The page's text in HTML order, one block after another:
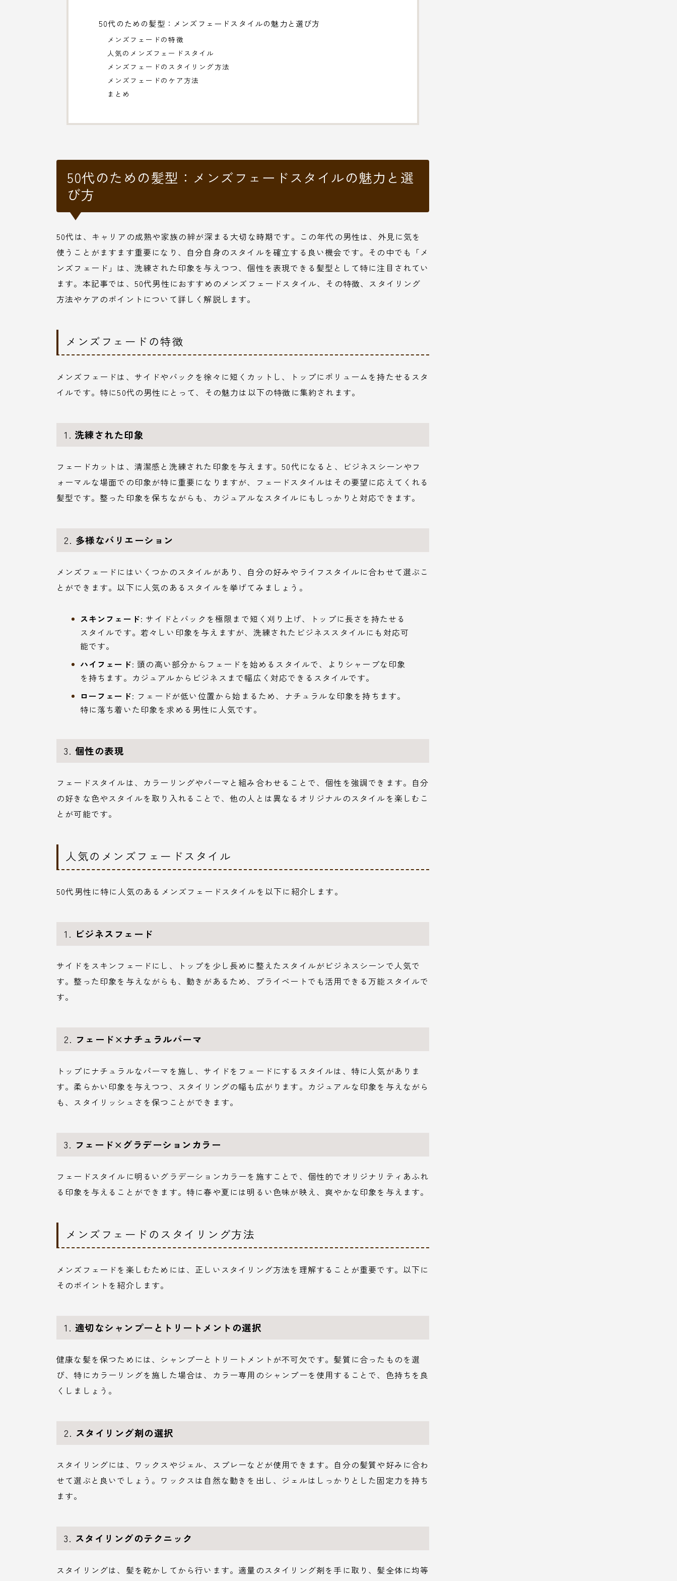
50代のための髪型：メンズフェードスタイルの魅力と選び方
メンズフェードの特徴
人気のメンズフェードスタイル
メンズフェードのスタイリング方法
メンズフェードのケア方法
まとめ
50代のための髪型：メンズフェードスタイルの魅力と選
び方
50代は、キャリアの成熟や家族の絆が深まる大切な時期です。この年代の男性は、外見に気を
使うことがますます重要になり、自分自身のスタイルを確立する良い機会です。その中でも「メ
ンズフェード」は、洗練された印象を与えつつ、個性を表現できる髪型として特に注目されてい
ます。本記事では、50代男性におすすめのメンズフェードスタイル、その特徴、スタイリング
方法やケアのポイントについて詳しく解説します。
メンズフェードの特徴
メンズフェードは、サイドやバックを徐々に短くカットし、トップにボリュームを持たせるスタ
イルです。特に50代の男性にとって、その魅力は以下の特徴に集約されます。
1. 洗練された印象
フェードカットは、清潔感と洗練された印象を与えます。50代になると、ビジネスシーンやフ
ォーマルな場面での印象が特に重要になりますが、フェードスタイルはその要望に応えてくれる
髪型です。整った印象を保ちながらも、カジュアルなスタイルにもしっかりと対応できます。
2. 多様なバリエーション
メンズフェードにはいくつかのスタイルがあり、自分の好みやライフスタイルに合わせて選ぶこ
とができます。以下に人気のあるスタイルを挙げてみましょう。
スキンフェード: サイドとバックを極限まで短く刈り上げ、トップに長さを持たせる
スタイルです。若々しい印象を与えますが、洗練されたビジネススタイルにも対応可
能です。
ハイフェード: 頭の高い部分からフェードを始めるスタイルで、よりシャープな印象
を持ちます。カジュアルからビジネスまで幅広く対応できるスタイルです。
ローフェード: フェードが低い位置から始まるため、ナチュラルな印象を持ちます。
特に落ち着いた印象を求める男性に人気です。
3. 個性の表現
フェードスタイルは、カラーリングやパーマと組み合わせることで、個性を強調できます。自分
の好きな色やスタイルを取り入れることで、他の人とは異なるオリジナルのスタイルを楽しむこ
とが可能です。
人気のメンズフェードスタイル
50代男性に特に人気のあるメンズフェードスタイルを以下に紹介します。
1. ビジネスフェード
サイドをスキンフェードにし、トップを少し長めに整えたスタイルがビジネスシーンで人気で
す。整った印象を与えながらも、動きがあるため、プライベートでも活用できる万能スタイルで
す。
2. フェード×ナチュラルパーマ
トップにナチュラルなパーマを施し、サイドをフェードにするスタイルは、特に人気がありま
す。柔らかい印象を与えつつ、スタイリングの幅も広がります。カジュアルな印象を与えながら
も、スタイリッシュさを保つことができます。
3. フェード×グラデーションカラー
フェードスタイルに明るいグラデーションカラーを施すことで、個性的でオリジナリティあふれ
る印象を与えることができます。特に春や夏には明るい色味が映え、爽やかな印象を与えます。
メンズフェードのスタイリング方法
メンズフェードを楽しむためには、正しいスタイリング方法を理解することが重要です。以下に
そのポイントを紹介します。
1. 適切なシャンプーとトリートメントの選択
健康な髪を保つためには、シャンプーとトリートメントが不可欠です。髪質に合ったものを選
び、特にカラーリングを施した場合は、カラー専用のシャンプーを使用することで、色持ちを良
くしましょう。
2. スタイリング剤の選択
スタイリングには、ワックスやジェル、スプレーなどが使用できます。自分の髪質や好みに合わ
せて選ぶと良いでしょう。ワックスは自然な動きを出し、ジェルはしっかりとした固定力を持ち
ます。
3. スタイリングのテクニック
スタイリングは、髪を乾かしてから行います。適量のスタイリング剤を手に取り、髪全体に均等